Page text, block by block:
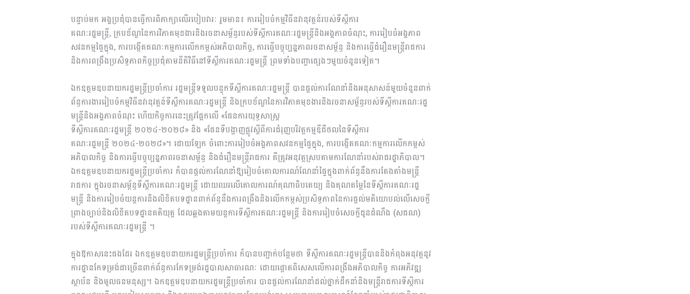
បន្ទាប់មក អង្គប្រជុំបានធ្វើការ​ពិភាក្សាលើរបៀបវារៈ រួមមាន៖ ការរៀបចំកម្មវិធីនវានុវត្តន៍របស់ទីស្ដីការ
គណៈ​​រដ្ឋមន្ត្រី, ក្របខ័ណ្ឌនៃការវិភាគមុខងារនិងរចនាសម្ព័ន្ធរបស់ទីស្ដីការ​គណៈរដ្ឋមន្ត្រីនិងអង្គភាពចំណុះ, ការរៀបចំ​អង្គភាព
សវនកម្មផ្ទៃក្នុង, ការបង្កើតគណៈកម្មការលើកកម្ពស់អភិបាលកិច្ច​, ការធ្វើបច្ចុប្បន្នភាព​​​រចនាសម្ព័ន្ធ និងការធ្វើជំរឿនមន្ត្រីរាជការ
និងការពង្រឹងប្រសិទ្ធភាពកិច្ចប្រជុំតាមនីតិវិធីនៅទីស្តីការគណៈរដ្ឋមន្រ្តី ព្រមទាំងបញ្ហាផ្សេងៗមួយចំនួនទៀត។
ឯកឧត្ដមឧបនាយករដ្ឋមន្ត្រីប្រចាំការ រដ្ឋមន្ត្រីទទួលបន្ទុកទីស្ដីការគណៈរដ្ឋមន្ត្រី បានផ្តល់ការណែនាំនិងអនុសាសន៍មួយចំនួនពាក់
ព័ន្ធការងាររៀបចំកម្មវិធីនវានុវត្តន៍ទីស្ដីការគណៈ​រដ្ឋមន្ត្រី និងក្របខ័ណ្ឌនៃការវិភាគមុខងារនិងរចនាសម្ព័ន្ធរបស់ទីស្ដីការគណៈរដ្ឋ
មន្ត្រីនិងអង្គភាពចំណុះ ហើយកិច្ចការនេះត្រូវផ្អែកលើ «ផែនការយុទ្ធសាស្ត្រ
ទីស្ដីការគណៈរដ្ឋមន្ត្រី ២០២៤-២០២៨» និង «ផែនទីបង្ហាញផ្លូវ​ស្ដីពីការជំរុញបរិវត្តកម្មឌីជីថលនៃទីស្ដីការ
គណៈរដ្ឋមន្ត្រី ២០២៤-២០២៨»។ ដោយឡែក ចំពោះការរៀបចំអង្គភាពសវនកម្មផ្ទៃក្នុង, ការបង្កើតគណៈកម្មការលើកកម្ពស់
អភិបាលកិច្ច និងការធ្វើបច្ចុប្បន្នភាពរចនាសម្ព័ន្ធ និងជំរឿនមន្ត្រីរាជការ គឺត្រូវអនុវត្តស្របតាមការណែនាំរបស់រាជរដ្ឋាភិបាល។
ឯកឧត្ដមឧបនាយករដ្ឋមន្ត្រីប្រចាំការ ក៏បានផ្តល់ការណែនាំឱ្យរៀបចំគោលការណ៍ណែនាំផ្ទៃក្នុងពាក់ព័ន្ធនឹងការតែងតាំងមន្ត្រី
រាជការ ក្នុងរចនាសម្ព័ន្ធទីស្ដីការ​គណៈរដ្ឋមន្រ្តី ដោយឈរលើគោលការណ៍គុណាធិបតេយ្យ​ និងគុណតម្លៃនៃទីស្ដីការគណៈរដ្ឋ
មន្ត្រី និងការរៀបចំយន្តការនិងលិខិតបទដ្ឋានពាក់ព័ន្ធនឹងការពង្រឹងនិងលើកកម្ពស់ប្រសិទ្ធភាពនៃការផ្ដល់មតិយោបល់លើសេចក្ដី
ព្រាងច្បាប់និងលិខិត​បទដ្ឋានគតិយុត្ត ដែលឆ្លងតាមយន្តការទីស្ដីការគណៈរដ្ឋមន្ត្រី និងការរៀបចំសេចក្ដីជូនដំណឹង (សជណ)
របស់ទីស្តីការគណៈរដ្ឋមន្រ្តី ។
ក្នុងឱកាសនេះផងដែរ ឯកឧត្ដមឧបនាយករដ្ឋមន្ត្រីប្រចាំការ ក៏បានបញ្ជាក់បន្ថែមថា ទីស្តីការគណៈរដ្ឋមន្រ្តីបាននិងកំពុងអនុវត្តនូវ
ការដ្ឋានកែទម្រង់ជាច្រើនពាក់ព័ន្ធការកែទម្រង់រដ្ឋបាលសាធារណៈ ដោយផ្ដោតពិសេសលើការពង្រឹងអភិបាលកិច្ច ការអភិវឌ្ឍ​
ស្ថាប័ន និងមូលធនមនុស្ស។ ឯកឧត្តមឧបនាយករដ្ឋមន្ត្រីប្រចាំការ បានផ្តល់ការណែនាំដល់ថ្នាក់ដឹកនាំនិងមន្រ្តីរាជការទីស្តីការ